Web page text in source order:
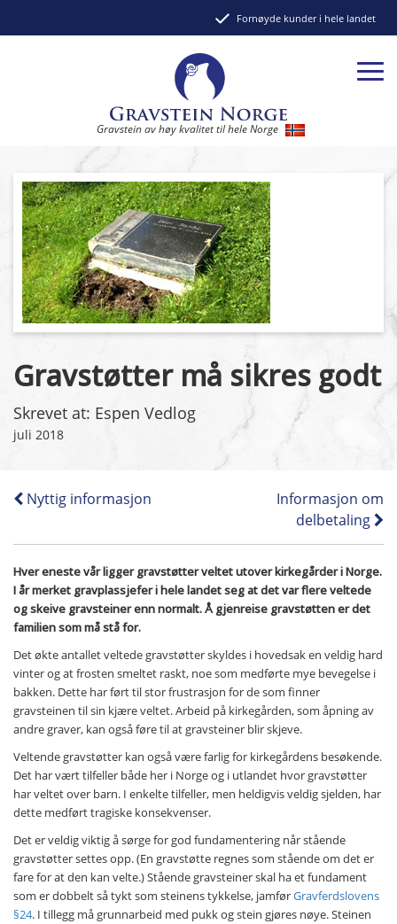
Fornøyde kunder i hele landet
Gravstein av høy kvalitet til hele Norge
Gravstøtter må sikres godt
Skrevet at: Espen Vedlog
juli 2018
Nyttig informasjon
Informasjon om
delbetaling
Hver eneste vår ligger gravstøtter veltet utover kirkegårder i Norge.
I år merket gravplassjefer i hele landet seg at det var flere veltede
og skeive gravsteiner enn normalt. Å gjenreise gravstøtten er det
familien som må stå for.
Det økte antallet veltede gravstøtter skyldes i hovedsak en veldig hard
vinter og at frosten smeltet raskt, noe som medførte mye bevegelse i
bakken. Dette har ført til stor frustrasjon for de som finner
gravsteinen til sin kjære veltet. Arbeid på kirkegården, som åpning av
andre graver, kan også føre til at gravsteiner blir skjeve.
Veltende gravstøtter kan også være farlig for kirkegårdens besøkende.
Det har vært tilfeller både her i Norge og i utlandet hvor gravstøtter
har veltet over barn. I enkelte tilfeller, men heldigvis veldig sjelden, har
dette medført tragiske konsekvenser.
Det er veldig viktig å sørge for god fundamentering når stående
gravstøtter settes opp. (En gravstøtte regnes som stående om det er
fare for at den kan velte.) Stående gravsteiner skal ha et fundament
som er dobbelt så tykt som steinens tykkelse, jamførGravferdslovens
§24. I tillegg må grunnarbeid med pukk og stein gjøres nøye. Steinen